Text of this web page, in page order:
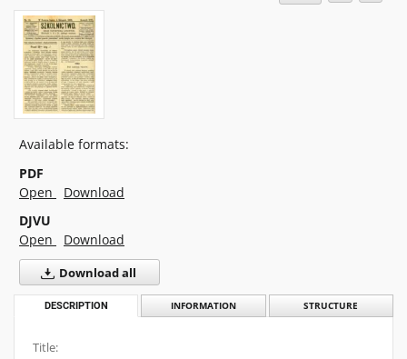
Available formats:
PDF
Open
Download
DJVU
Open
Download
Download all
DESCRIPTION INFORMATION STRUCTURE
Title: